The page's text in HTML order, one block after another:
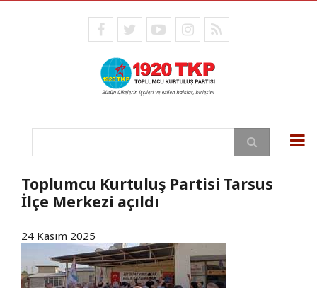
facebooktwitteryoutubeinstagram
RSS
Ara
Toplumcu Kurtuluş Partisi Tarsus
İlçe Merkezi açıldı
24 Kasım 2025